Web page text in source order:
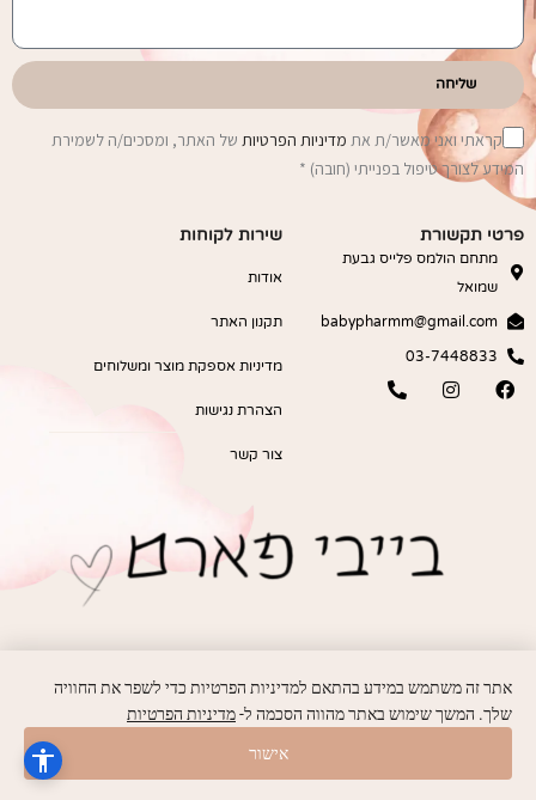
שליחה
קראתי ואני מאשר/ת את מדיניות הפרטיות של האתר, ומסכים/ה לשמירת
המידע לצורך טיפול בפנייתי (חובה) *
פרטי תקשורת
מתחם הולמס פלייס גבעת
שמואל
babypharmm@gmail.com
03-7448833
שירות לקוחות
אודות
תקנון האתר
מדיניות אספקת מוצר ומשלוחים
הצהרת נגישות
צור קשר
פותח ועוצב על ידי
אתר זה משתמש במידע בהתאם למדיניות הפרטיות כדי לשפר את החוויה
שלך. המשך שימוש באתר מהווה הסכמה ל-מדיניות הפרטיות
אישור